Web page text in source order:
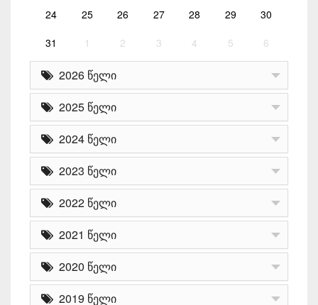
24 25 26 27 28 29 30
31 1 2 3 4 5 6
2026 წელი
2025 წელი
2024 წელი
2023 წელი
2022 წელი
2021 წელი
2020 წელი
2019 წელი